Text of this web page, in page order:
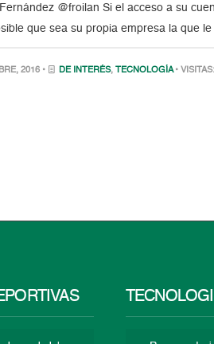
@froilan Si el acceso a su
que sea su propia empresa la que
2016 • DE INTERÉS, TECNOLOGÍA •